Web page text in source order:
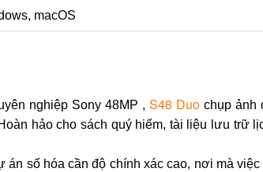
macOS
nghiệp Sony 48MP , S48 Duochụp ảnh
hảo cho sách quý hiếm, tài liệu lưu trữ
án số hóa cần độ chính xác cao, nơi mà